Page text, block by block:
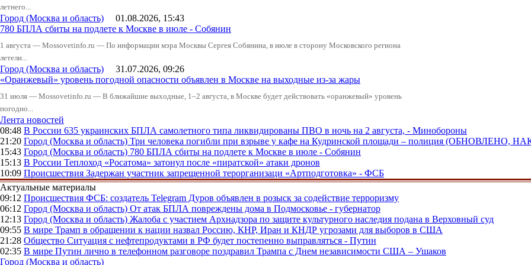
летнего...
Город (Москва и область) 01.08.2026, 15:43
780 БПЛА сбиты на подлете к Москве в июле - Собянин
1 августа — Mossovetinfo.ru — По информации мэра Москвы Сергея Собянина, в июле в сторону Московского региона
летели...
Город (Москва и область) 31.07.2026, 09:26
«Оранжевый» уровень погодной опасности объявлен в Москве на выходные из-за жары
31 июля — Mossovetinfo.ru — В ближайшие выходные, 1–2 августа, в Москве будет действовать «оранжевый» уровень
погодно...
Лента новостей
08:48 В России 635 украинских БПЛА самолетного типа ликвидированы ПВО в ночь на 2 августа, - Минобороны
21:20 Город (Москва и область) Три человека погибли при взрыве у кафе на Кудринской площади – полиция (ОБНОВЛЕНО,
15:43 Город (Москва и область) 780 БПЛА сбиты на подлете к Москве в июле - Собянин
15:13 В России Теплоход «Росатома» затонул после «пиратской» атаки дронов
10:09 Происшествия Задержан участник запрещенной терорганизаци «Артподготовка» - ФСБ
Актуальные материалы
09:12 Происшествия ФСБ: создатель Telegram Дуров объявлен в розыск за содействие терроризму
06:12 Город (Москва и область) От атак БПЛА повреждены дома в Подмосковье - губернатор
12:13 Город (Москва и область) Жалоба с участием Архнадзора по защите культурного наследия подана в Верховный суд
09:55 В мире Трамп в обращении к нации назвал Россию, КНР, Иран и КНДР угрозами для выборов в США
21:28 Общество Ситуация с нефтепродуктами в РФ будет постепенно выправляться - Путин
02:35 В мире Путин лично в телефонном разговоре поздравил Трампа с Днем независимости США – Ушаков
Город (Москва и область)